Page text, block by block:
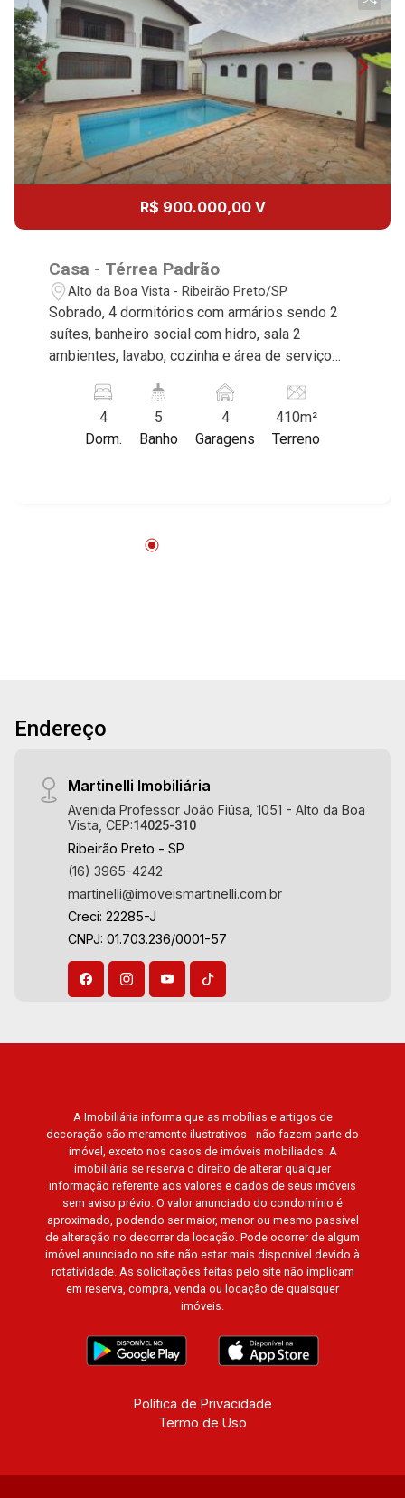
Continuar
R$ 900.000,00 V
Casa - Térrea Padrão
Alto da Boa Vista - Ribeirão Preto/SP
Sobrado, 4 dormitórios com armários sendo 2
suítes, banheiro social com hidro, sala 2
ambientes, lavabo, cozinha e área de serviço
empregada, lazer com churrasqueira e piscina,
sauna, vestiário, 4 vagas sendo 2 cobertas,
excelente localização, próximo a Avenida
4
Dorm.
5
Banho
4
Garagens
410m²
Terreno
Endereço
Martinelli Imobiliária
Avenida Professor João Fiúsa, 1051 - Alto da Boa
Vista, CEP:14025-310
Ribeirão Preto - SP
(16) 3965-4242
martinelli@imoveismartinelli.com.br
Creci: 22285-J
CNPJ: 01.703.236/0001-57
A Imobiliária informa que as mobílias e artigos de
decoração são meramente ilustrativos - não fazem parte do
imóvel, exceto nos casos de imóveis mobiliados. A
imobiliária se reserva o direito de alterar qualquer
informação referente aos valores e dados de seus imóveis
sem aviso prévio. O valor anunciado do condomínio é
aproximado, podendo ser maior, menor ou mesmo passível
de alteração no decorrer da locação. Pode ocorrer de algum
imóvel anunciado no site não estar mais disponível devido à
rotatividade. As solicitações feitas pelo site não implicam
em reserva, compra, venda ou locação de quaisquer
imóveis.
Política de Privacidade
Termo de Uso